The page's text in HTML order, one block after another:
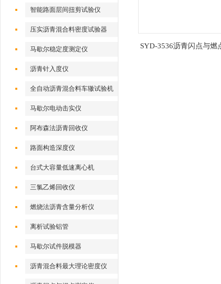
智能路面层间扭剪试验仪
压实沥青混合料密度试验器
马歇尔稳定度测定仪
沥青针入度仪
全自动沥青混合料车辙试验机
马歇尔电动击实仪
阿布森法沥青回收仪
路面构造深度仪
台式大容量低速离心机
三氯乙烯回收仪
燃烧法沥青含量分析仪
离析试验铝管
马歇尔试件脱模器
沥青混合料最大理论密度仪
SYD-3536沥青闪点与燃